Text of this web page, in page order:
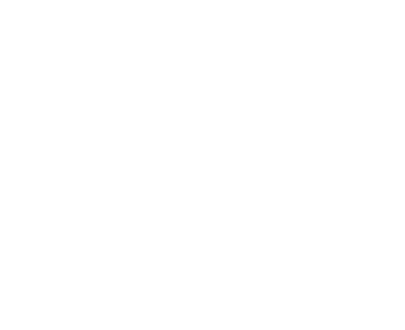
pa je poleg
Odlična izkušnja,
sem veliko novih ljudi
neljube prigode, vendar